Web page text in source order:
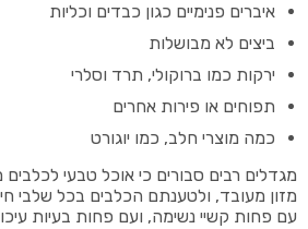
איברים פנימיים כגון כבדים וכליות
ביצים לא מבושלות
ירקות כמו ברוקולי, תרד וסלרי
תפוחים או פירות אחרים
כמה מוצרי חלב, כמו יוגורט
מגדלים רבים סבורים כי אוכל טבעי
מזון מעובד, ולטענתם הכלבים בכל שלבי
עם פחות קשיי נשימה, ועם פחות בעיות